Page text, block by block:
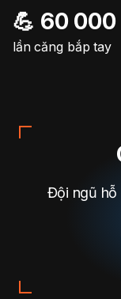
💪 60 000
lần căng bắp tay
Đội ngũ hỗ